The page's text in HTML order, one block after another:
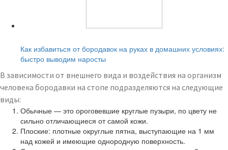
Как избавиться от бородавок на руках в домашних условиях:
быстро выводим наросты
В зависимости от внешнего вида и воздействия на организм
человека бородавки на стопе подразделяются на следующие
виды:
Обычные — это ороговевшие круглые пузыри, по цвету не
сильно отличающиеся от самой кожи.
Плоские: плотные округлые пятна, выступающие на 1 мм
над кожей и имеющие однородную поверхность.